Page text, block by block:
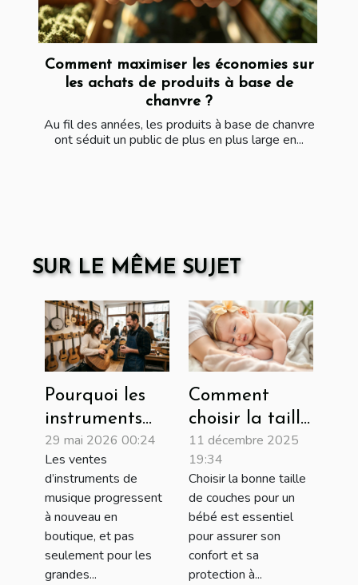
Comment maximiser les économies sur
les achats de produits à base de
chanvre ?
Au fil des années, les produits à base de chanvre
ont séduit un public de plus en plus large en...
SUR LE MÊME SUJET
Pourquoi les
instruments
artisanaux
connaissent un
regain en
boutique
physique
29 mai 2026 00:24
Les ventes
d’instruments de
musique progressent
à nouveau en
boutique, et pas
seulement pour les
grandes...
Comment
choisir la taille
de couches
adaptée à
chaque phase
de croissance
de votre bébé?
11 décembre 2025
19:34
Choisir la bonne taille
de couches pour un
bébé est essentiel
pour assurer son
confort et sa
protection à...